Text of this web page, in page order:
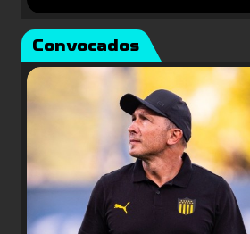
Convocados